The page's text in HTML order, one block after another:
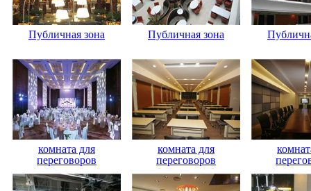
Публичная зона Публичная зона
комната для
переговоров
комната для
переговоров